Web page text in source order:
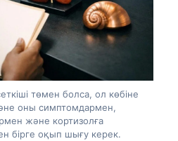
төмен болса, ол көбіне
оны симптомдармен,
және кортизолға
бірге оқып шығу керек.